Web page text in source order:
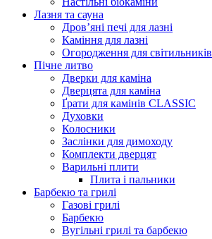
Лазня та сауна
Дров’яні печі для лазні
Каміння для лазні
Огородження для світильників
Пічне литво
Дверки для каміна
Дверцята для каміна
Ґрати для камінів CLASSIC
Духовки
Колосники
Заслінки для димоходу
Комплекти дверцят
Варильні плити
Плита і пальники
Барбекю та грилі
Газові грилі
Барбекю
Вугільні грилі та барбекю